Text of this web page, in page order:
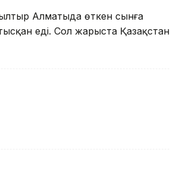
Алматыда өткен сынға
еді. Сол жарыста Қазақстан